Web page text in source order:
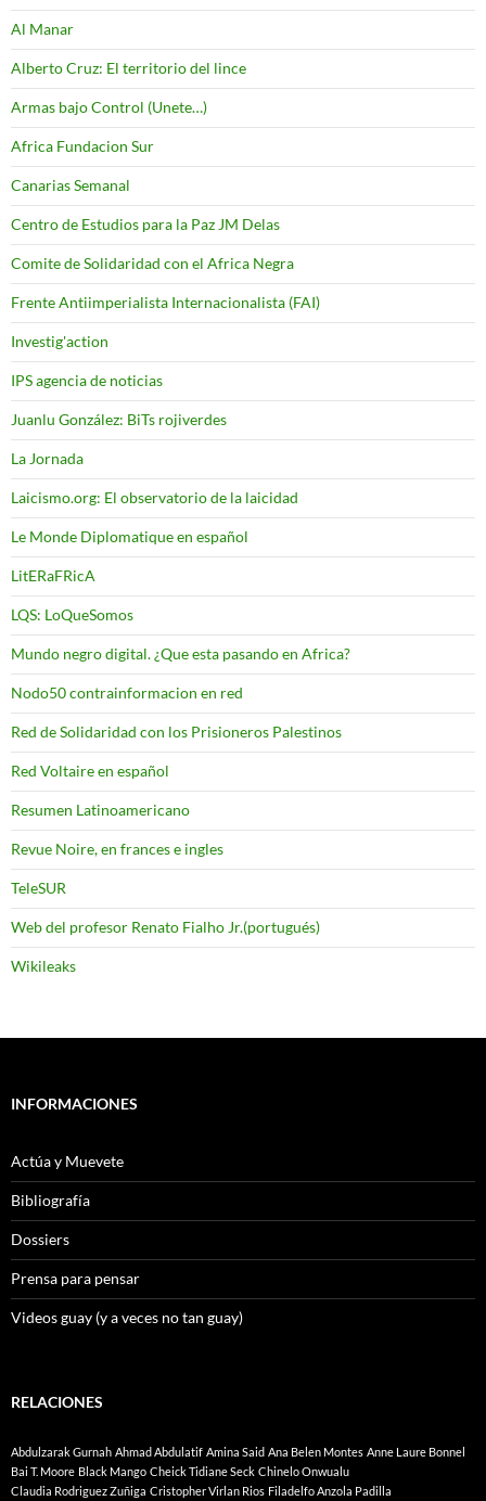
Al Manar
Alberto Cruz: El territorio del lince
Armas bajo Control (Unete…)
Africa Fundacion Sur
Canarias Semanal
Centro de Estudios para la Paz JM Delas
Comite de Solidaridad con el Africa Negra
Frente Antiimperialista Internacionalista (FAI)
Investig'action
IPS agencia de noticias
Juanlu González: BiTs rojiverdes
La Jornada
Laicismo.org: El observatorio de la laicidad
Le Monde Diplomatique en español
LitERaFRicA
LQS: LoQueSomos
Mundo negro digital. ¿Que esta pasando en Africa?
Nodo50 contrainformacion en red
Red de Solidaridad con los Prisioneros Palestinos
Red Voltaire en español
Resumen Latinoamericano
Revue Noire, en frances e ingles
TeleSUR
Web del profesor Renato Fialho Jr.(portugués)
Wikileaks
INFORMACIONES
Actúa y Muevete
Bibliografía
Dossiers
Prensa para pensar
Videos guay (y a veces no tan guay)
RELACIONES
Abdulzarak Gurnah Ahmad Abdulatif Amina Said Ana Belen Montes Anne Laure Bonnel
Bai T. Moore Black Mango Cheick Tidiane Seck Chinelo Onwualu
Claudia Rodriguez Zuñiga Cristopher Virlan Rios Filadelfo Anzola Padilla